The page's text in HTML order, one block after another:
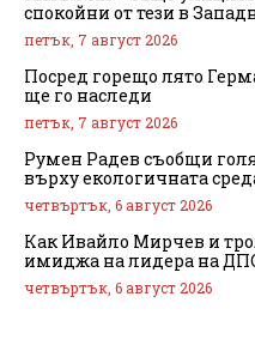
спокойни от тези в
петък, 7 август 2026
Посред горещо лято
ще го наследи
петък, 7 август 2026
Румен Радев съобщи
върху екологичната
четвъртък, 6 август 2026
Как Ивайло Мирчев и
имиджа на лидера на
четвъртък, 6 август 2026